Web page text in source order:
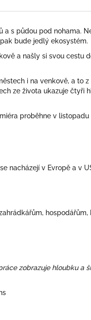
s půdou pod nohama.
bude jedlý ekosystém.
a našly si svou cestu
i na venkově, a to
ze života ukazuje čtyři
proběhne v
v Evropě a v
zobrazuje hloubku a